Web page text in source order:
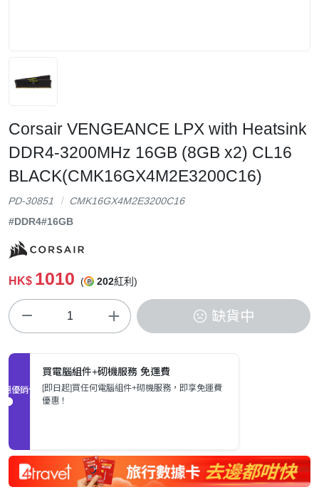
Corsair VENGEANCE LPX with Heatsink
DDR4-3200MHz 16GB (8GB x2) CL16
BLACK(CMK16GX4M2E3200C16)
PD-30851
CMK16GX4M2E3200C16
#DDR4#16GB
HK$ 1010 ( 202紅利)
缺貨中
促銷優惠
買電腦組件+砌機服務 免運費
[即日起]買任何電腦組件+砌機服務，即享免運費
優惠！